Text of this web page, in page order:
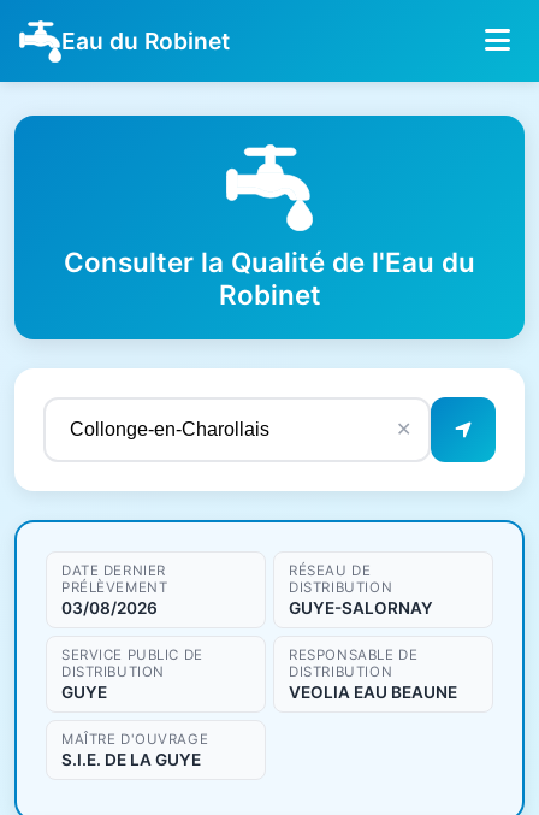
Eau du Robinet
Consulter la Qualité de l'Eau du
Robinet
✕
Résultats de qualité de l'eau
DATE DERNIER
PRÉLÈVEMENT
03/08/2026
RÉSEAU DE
DISTRIBUTION
GUYE-SALORNAY
SERVICE PUBLIC DE
DISTRIBUTION
GUYE
RESPONSABLE DE
DISTRIBUTION
VEOLIA EAU BEAUNE
MAÎTRE D'OUVRAGE
S.I.E. DE LA GUYE